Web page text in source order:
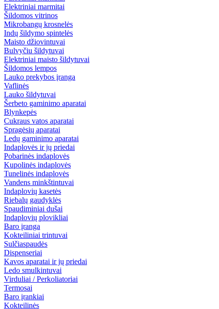
Elektriniai marmitai
Šildomos vitrinos
Mikrobangų krosnelės
Indų šildymo spintelės
Maisto džiovintuvai
Bulvyčiu šildytuvai
Elektriniai maisto šildytuvai
Šildomos lempos
Lauko prekybos įranga
Vaflinės
Lauko šildytuvai
Šerbeto gaminimo aparatai
Blynkepės
Cukraus vatos aparatai
Spragėsių aparatai
Ledų gaminimo aparatai
Indaplovės ir jų priedai
Pobarinės indaplovės
Kupolinės indaplovės
Tunelinės indaplovės
Vandens minkštintuvai
Indaplovių kasetės
Riebalų gaudyklės
Spaudiminiai dušai
Indaplovių plovikliai
Baro įranga
Kokteiliniai trintuvai
Sulčiaspaudės
Dispenseriai
Kavos aparatai ir jų priedai
Ledo smulkintuvai
Virduliai / Perkoliatoriai
Termosai
Baro įrankiai
Kokteilinės